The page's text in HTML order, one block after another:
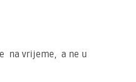
na vrijeme, a ne u